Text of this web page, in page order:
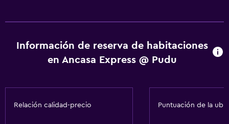
Información de reserva de habitaciones
en Ancasa Express @ Pudu
Relación calidad-precio Puntuación de la